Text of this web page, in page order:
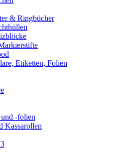
& Ringbücher
Etiketten, Folien
-folien
Kassarollen